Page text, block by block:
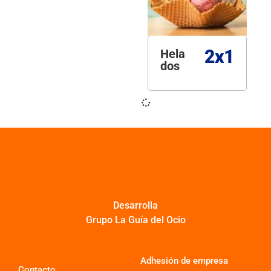
Hela
dos
2x1
Desarrolla
Grupo La Guía del Ocio
Adhesión de empresa